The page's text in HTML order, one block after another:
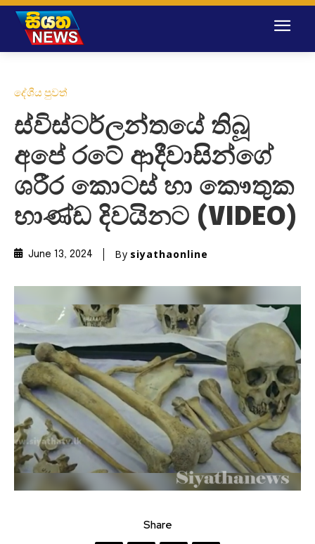
දේශීය පුවත්
ස්විස්ටර්ලන්තයේ තිබූ
අපේ රටේ ආදීවාසින්ගේ
ශරීර කොටස් හා කෞතුක
භාණ්ඩ දිවයිනට (VIDEO)
June 13, 2024 By siyathaonline
Share